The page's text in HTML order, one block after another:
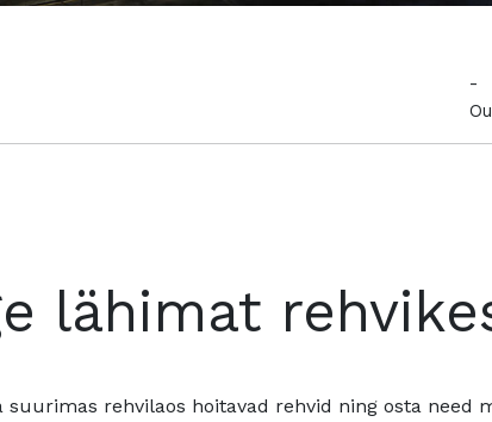
-
lähimat
suurimas rehvilaos hoitavad rehvid ning osta